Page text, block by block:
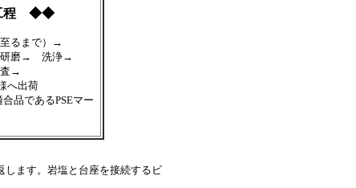
◆◆
るまで）→
磨→ 洗浄→
→
出荷
品であるPSEマー
します。岩塩と台座を接続するビ